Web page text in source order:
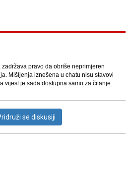
zadržava pravo da obriše neprimjeren
Mišljenja iznešena u chatu nisu stavovi
vijest je sada dostupna samo za čitanje.
se diskusiji